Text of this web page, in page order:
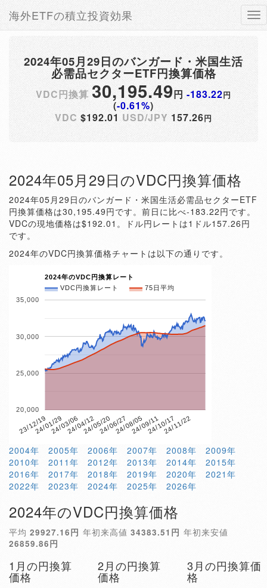
海外ETFの積立投資効果
2024年05月29日のバンガード・米国生活
必需品セクターETF円換算価格
VDC円換算 30,195.49円 -183.22円
(-0.61%)
VDC $192.01 USD/JPY 157.26円
2024年05月29日のVDC円換算価格
2024年05月29日のバンガード・米国生活必需品セクターETF
円換算価格は30,195.49円です。前日に比べ-183.22円です。
VDCの現地価格は$192.01。ドル円レートは1ドル157.26円
です。
2024年のVDC円換算価格チャートは以下の通りです。
2024年のVDC円換算レート
VDC円換算レート
75日平均
23/12/1924/01/2924/03/0624/04/1224/05/2024/06/2724/08/0524/09/1124/10/1724/11/22
20,000
25,000
30,000
35,000
2004年 2005年 2006年 2007年 2008年
2009年
2010年
2011年 2012年 2013年 2014年
2015年
2016年
2017年 2018年 2019年 2020年
2021年
2022年
2023年 2024年 2025年 2026年
2024年のVDC円換算価格
平均 29927.16円 年初来高値 34383.51円 年初来安値
26859.86円
1月の円換算
価格
2月の円換算
価格
3月の円換算価
格